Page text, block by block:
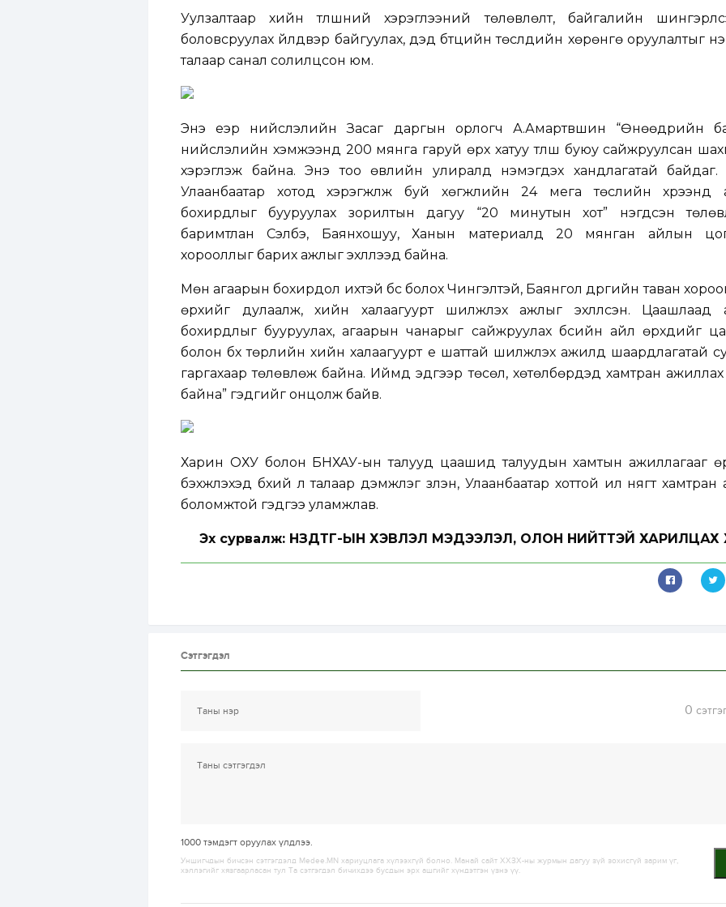
Уулзалтаар хийн түлшний хэрэглээний төлөвлөлт, байгалийн
боловсруулах үйлдвэр байгуулах, дэд бүтцийн төслүүдийн хөрөнгө оруулалтыг
талаар санал солилцсон юм.
Энэ үеэр нийслэлийн Засаг даргын орлогч А.Амартүвшин “Өнөөдрийн
нийслэлийн хэмжээнд 200 мянга гаруй өрх хатуу түлш буюу сайжруулсан
хэрэглэж байна. Энэ тоо өвлийн улиралд нэмэгдэх хандлагатай
Улаанбаатар хотод хэрэгжүүлж буй хөгжлийн 24 мега төслийн хүрээнд
бохирдлыг бууруулах зорилтын дагуу “20 минутын хот” нэгдсэн
баримтлан Сэлбэ, Баянхошуу, Ханын материалд 20 мянган айлын
хорооллыг барих ажлыг эхлүүлээд байна.
Мөн агаарын бохирдол ихтэй бүс болох Чингэлтэй, Баянгол дүүргийн таван
өрхийг дулаалж, хийн халаагуурт шилжүүлэх ажлыг эхлүүлсэн. Цаашлаад
бохирдлыг бууруулах, агаарын чанарыг сайжруулах бүсийн айл өрхүүдийг
болон бүх төрлийн хийн халаагуурт үе шаттай шилжүүлэх ажилд шаардлагатай
гаргахаар төлөвлөж байна. Иймд эдгээр төсөл, хөтөлбөрүүдэд хамтран ажиллах
байна” гэдгийг онцолж байв.
Харин ОХУ болон БНХАУ-ын талууд цаашид талуудын хамтын ажиллагааг
бэхжүүлэхэд бүхий л талаар дэмжлэг үзүүлэн, Улаанбаатар хоттой илүү нягт
боломжтой гэдгээ уламжлав.
Эх сурвалж: НЗДТГ-ЫН ХЭВЛЭЛ МЭДЭЭЛЭЛ, ОЛОН НИЙТТЭЙ ХАРИЛЦАХ
Сэтгэгдэл
0
1000 тэмдэгт оруулах үлдлээ.
Уншигчдын бичсэн сэтгэгдэлд Medee.MN хариуцлага хүлээхгүй болно. Манай сайт ХХЗХ-ны журмын дагуу зүй зохисгүй зарим үг,
хэллэгийг хязгаарласан тул Та сэтгэгдэл бичихдээ бусдын эрх ашгийг хүндэтгэн үзнэ үү.